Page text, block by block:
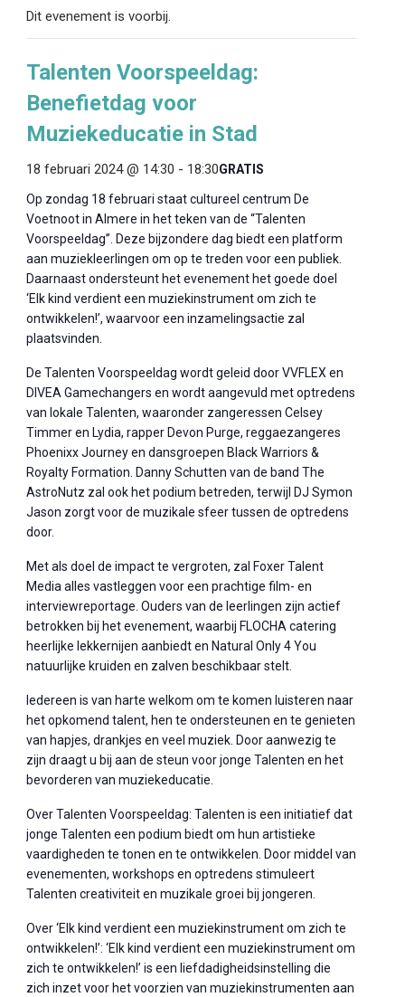
Dit evenement is voorbij.
Talenten Voorspeeldag:
Benefietdag voor
Muziekeducatie in Stad
18 februari 2024 @ 14:30 - 18:30GRATIS
Op zondag 18 februari staat cultureel centrum De
Voetnoot in Almere in het teken van de “Talenten
Voorspeeldag”. Deze bijzondere dag biedt een platform
aan muziekleerlingen om op te treden voor een publiek.
Daarnaast ondersteunt het evenement het goede doel
‘Elk kind verdient een muziekinstrument om zich te
ontwikkelen!’, waarvoor een inzamelingsactie zal
plaatsvinden.
De Talenten Voorspeeldag wordt geleid door VVFLEX en
DIVEA Gamechangers en wordt aangevuld met optredens
van lokale Talenten, waaronder zangeressen Celsey
Timmer en Lydia, rapper Devon Purge, reggaezangeres
Phoenixx Journey en dansgroepen Black Warriors &
Royalty Formation. Danny Schutten van de band The
AstroNutz zal ook het podium betreden, terwijl DJ Symon
Jason zorgt voor de muzikale sfeer tussen de optredens
door.
Met als doel de impact te vergroten, zal Foxer Talent
Media alles vastleggen voor een prachtige film- en
interviewreportage. Ouders van de leerlingen zijn actief
betrokken bij het evenement, waarbij FLOCHA catering
heerlijke lekkernijen aanbiedt en Natural Only 4 You
natuurlijke kruiden en zalven beschikbaar stelt.
Iedereen is van harte welkom om te komen luisteren naar
het opkomend talent, hen te ondersteunen en te genieten
van hapjes, drankjes en veel muziek. Door aanwezig te
zijn draagt u bij aan de steun voor jonge Talenten en het
bevorderen van muziekeducatie.
Over Talenten Voorspeeldag: Talenten is een initiatief dat
jonge Talenten een podium biedt om hun artistieke
vaardigheden te tonen en te ontwikkelen. Door middel van
evenementen, workshops en optredens stimuleert
Talenten creativiteit en muzikale groei bij jongeren.
Over ‘Elk kind verdient een muziekinstrument om zich te
ontwikkelen!’: ‘Elk kind verdient een muziekinstrument om
zich te ontwikkelen!’ is een liefdadigheidsinstelling die
zich inzet voor het voorzien van muziekinstrumenten aan